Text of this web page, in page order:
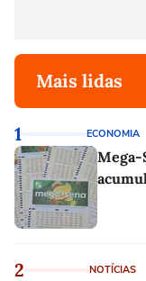
Mais lidas
1 ECONOMIA
Mega-
2 NOTÍCIAS